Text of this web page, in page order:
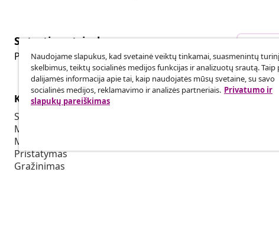
Sutarties atsisakymas
Pateikite prašymą atsisakyti užsakymo.
Klientų aptarnavimas
Sekti savo užsakymą
Mano paskyra
Mokėjimas
Pristatymas
Grąžinimas
Naudojame slapukus, kad svetainė veiktų tinkamai, suasmenintų
skelbimus, teiktų socialinės medijos funkcijas ir analizuotų srautą. Taip
dalijamės informacija apie tai, kaip naudojatės mūsų svetaine, su savo
socialinės medijos, reklamavimo ir analizės partneriais. Privatumo ir
slapukų pareiškimas